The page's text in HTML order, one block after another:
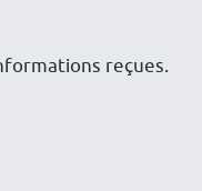
reçues.